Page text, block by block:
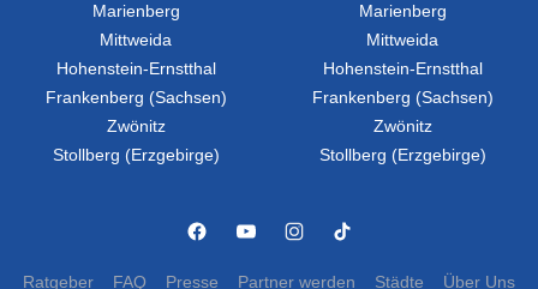
Marienberg
Mittweida
Hohenstein-Ernstthal
Frankenberg (Sachsen)
Zwönitz
Stollberg (Erzgebirge)
Marienberg
Mittweida
Hohenstein-Ernstthal
Frankenberg (Sachsen)
Zwönitz
Stollberg (Erzgebirge)
Ratgeber FAQ Presse Partner werden Städte Über Uns